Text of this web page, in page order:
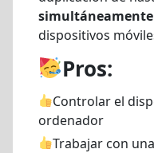
simultáneamente
dispositivos
Pros:
Controlar el
ordenador
Trabajar con